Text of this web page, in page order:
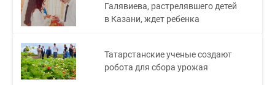
Галявиева, растрелявшего детей
в Казани, ждет ребенка
Татарстанские ученые создают
робота для сбора урожая